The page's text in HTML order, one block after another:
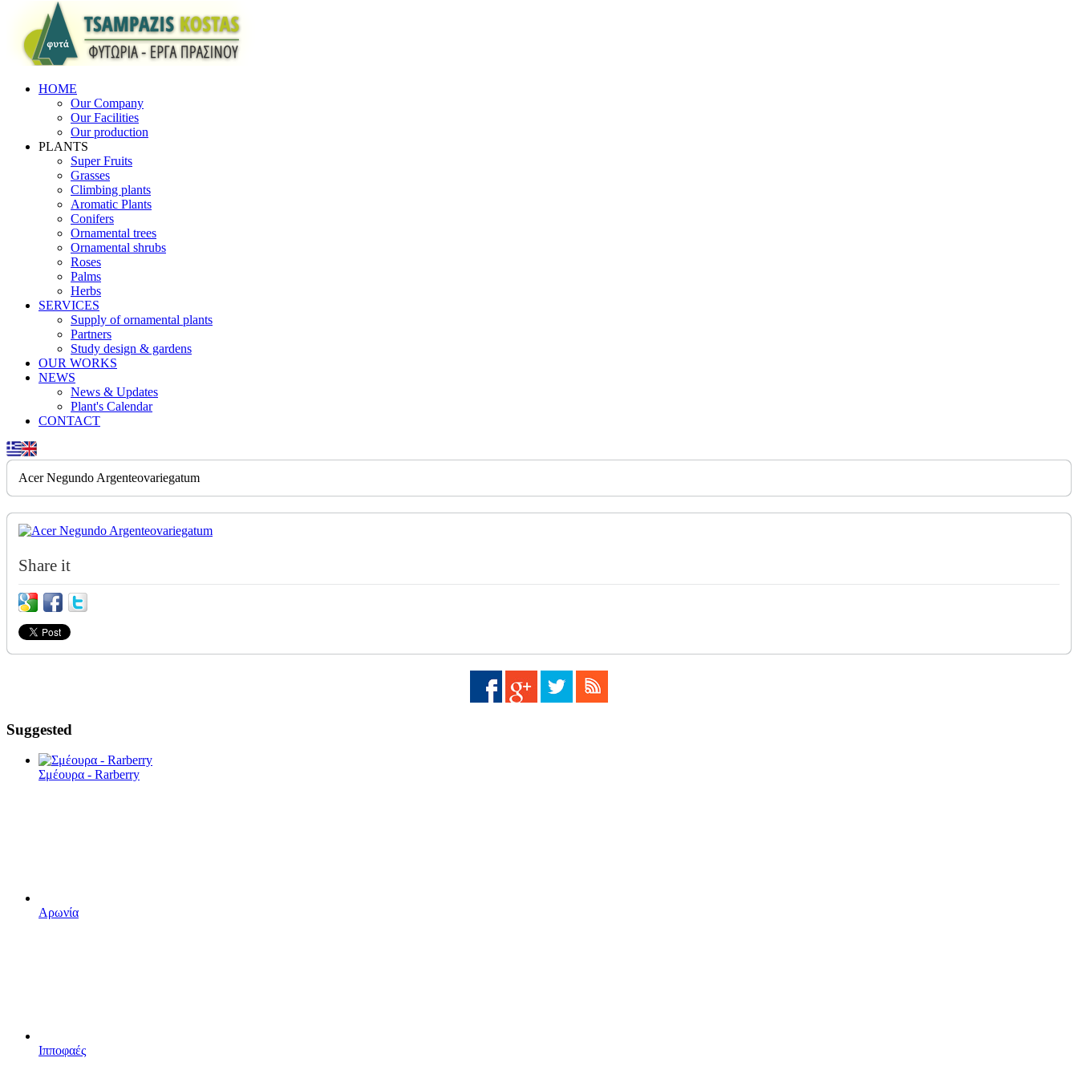
HOME
Our Company
Our Facilities
Our production
PLANTS
Super Fruits
Grasses
Climbing plants
Aromatic Plants
Conifers
Ornamental trees
Ornamental shrubs
Roses
Palms
Herbs
SERVICES
Supply of ornamental plants
Partners
Study design & gardens
OUR WORKS
NEWS
News & Updates
Plant's Calendar
CONTACT
Acer Negundo Argenteovariegatum
Share it
Suggested
Σμέουρα - Rarberry
Αρωνία
Ιπποφαές